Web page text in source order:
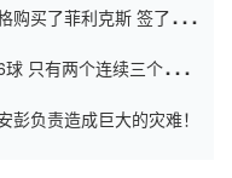
购买了菲利克斯 签了7年
只有两个连续三个连续
负责造成巨大的灾难！